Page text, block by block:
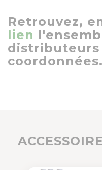
Retrouvez,
lien
distributeurs
coordonnées.